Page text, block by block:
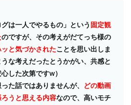
は一人でやるもの」という 固定観
のですが、その考えがだてっち様の
ッと気づかされたことを思い出しま
うな考えだったとうかがい、共感と
した次第ですw）
た話ではありませんが、
どの動画
うと思える内容なので、高いモチ